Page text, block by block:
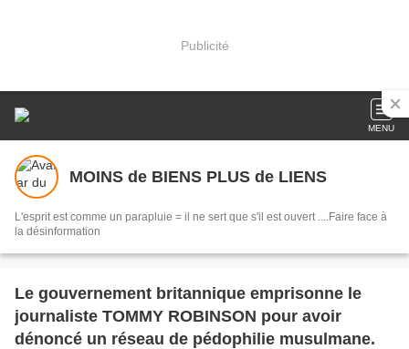
Publicité
MENU
MOINS de BIENS PLUS de LIENS
L'esprit est comme un parapluie = il ne sert que s'il est ouvert ....Faire face à
la désinformation
Le gouvernement britannique emprisonne le
journaliste TOMMY ROBINSON pour avoir
dénoncé un réseau de pédophilie musulmane.